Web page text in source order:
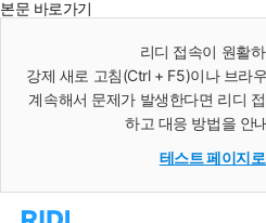
본문 바로가기
리디 접속이 원활
강제 새로 고침(Ctrl + F5)이나 브라
계속해서 문제가 발생한다면 리디
하고 대응 방법을 안
테스트 페이지
리